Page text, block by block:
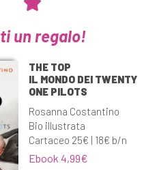
un regalo!
THE TOP
IL MONDO DEI TWENTY
ONE PILOTS
Rosanna Costantino
Bio illustrata
Cartaceo 25€ | 18€ b/n
Ebook 4,99€